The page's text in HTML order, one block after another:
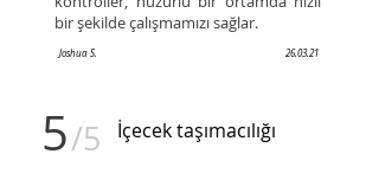
bir şekilde çalışmamızı sağlar.
Joshua S. 26.03.21
İçecek taşımacılığı
/5
5